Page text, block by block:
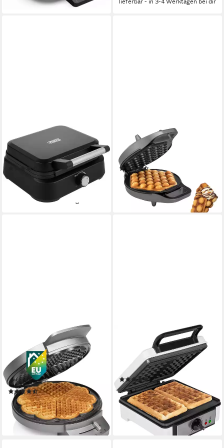
lieferbar - in 3-4 Werktagen bei dir
PRINCESS
Waffeleisen 132398 Deluxe,
1500 W
ab 49,99 € UVP67,99 €
-26%
lieferbar - in 3-4 Werktagen bei dir
PRINCESS
Waffeleisen Bubble 132465,
700 W
(140)
ab 32,94 € UVP50,99 €
-35%
lieferbar - in 2-3 Werktagen bei dir
Waffeleisen 132380, 1200 W,
mit Herzwaffelform, 5
Heizstufen, mit
Kontrollleuchte
(5)
ab 34,94 € UVP40,99 €
-15%
lieferbar - in 2-3 Werktagen bei dir
Waffeleisen 132397, 1200 W,
mit Antihaftbeschichtung/ 2
Belgische Waffeln gleichzeitig
(94)
ab 38,94 € UVP49,99 €
-22%
lieferbar - in 2-3 Werktagen bei dir